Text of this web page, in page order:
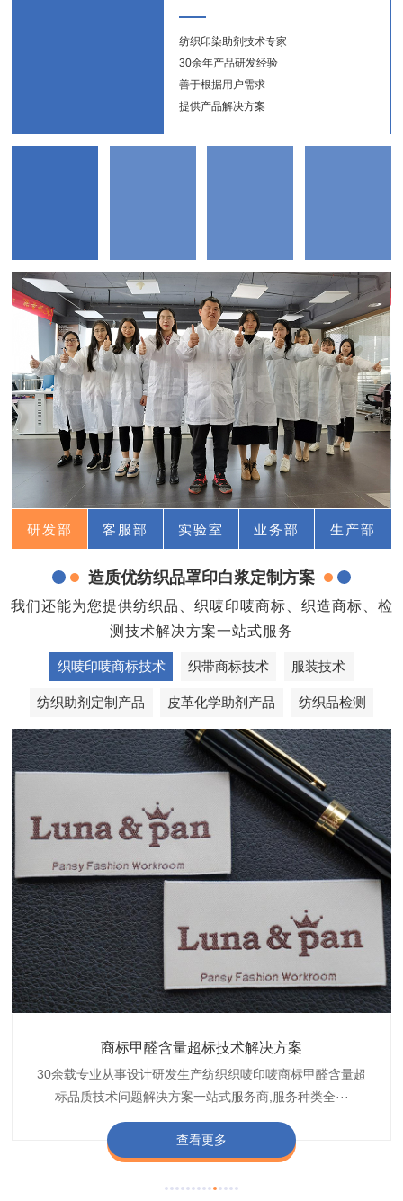
纺织印染助剂技术专家
30余年产品研发经验
善于根据用户需求
提供产品解决方案
研发部 客服部 实验室 业务部 生产部
造质优纺织品罩印白浆定制方案
我们还能为您提供纺织品、织唛印唛商标、织造商标、检
测技术解决方案一站式服务
织唛印唛商标技术 织带商标技术 服装技术
纺织助剂定制产品 皮革化学助剂产品 纺织品检测
商标甲醛含量超标技术解决方案
30余载专业从事设计研发生产纺织织唛印唛商标甲醛含量超
标品质技术问题解决方案一站式服务商,服务种类全···
查看更多
织带商标颜色褪色渗色技术解决方案
博准30余载专业纺织品服饰商标织唛变软技术解决方案一站
式服务、您信得过的服务技术“博准检测”以赢领的···
查看更多
服装颜色不匀技术解决方案
博准是一家专注30余载设计研发织唛印唛商标、织带服装颜
色不匀品质技术问题解决方案一站式服务提供商,技···
查看更多
纺织品挺弹整理剂
博准30余载是中国实力纺织品商标挺弹整理剂,DM-3097挺
弹整理剂加工定制服务提供商,以高品质,创···
查看更多
皮革合成鞣剂
博准专注中国专业皮革商标合成鞣剂TJ-R7210,TJ-
R772,TJ-R772L合成鞣剂加工定制服···
查看更多
纺织品克重检测
博准专注纺织品克重检测、测试、分析、研发、设计五大技
术一站式服务领域,CPSC,CMA,CNAS认可···
查看更多